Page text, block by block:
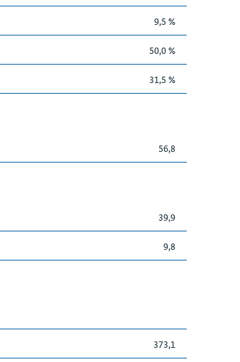
9,5 %
50,0 %
31,5 %
56,8
39,9
9,8
373,1